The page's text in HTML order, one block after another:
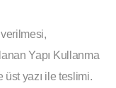
Yapı Kullanma
yazı ile teslimi.